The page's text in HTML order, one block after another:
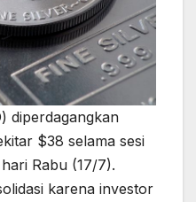
diperdagangkan
$38 selama sesi
Rabu (17/7).
karena investor